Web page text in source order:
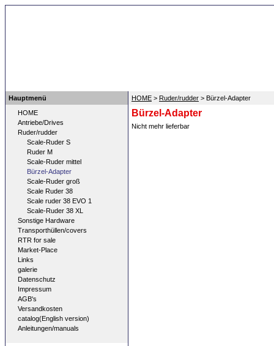
Hauptmenü
HOME
Antriebe/Drives
Ruder/rudder
Scale-Ruder S
Ruder M
Scale-Ruder mittel
Bürzel-Adapter
Scale-Ruder groß
Scale Ruder 38
Scale ruder 38 EVO 1
Scale-Ruder 38 XL
Sonstige Hardware
Transporthüllen/covers
RTR for sale
Market-Place
Links
galerie
Datenschutz
Impressum
AGB's
Versandkosten
catalog(English version)
Anleitungen/manuals
HOME > Ruder/rudder > Bürzel-Adapter
Bürzel-Adapter
Nicht mehr lieferbar